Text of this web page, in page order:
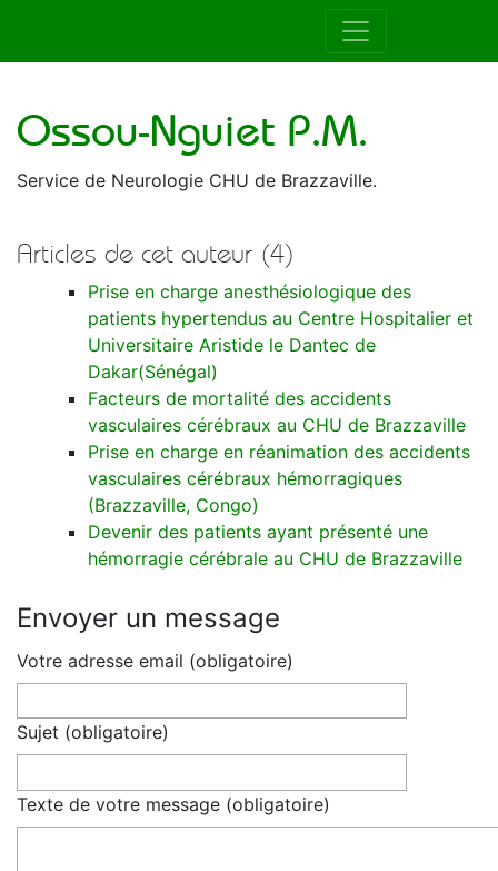
Ossou-Nguiet P.M.
Service de Neurologie CHU de Brazzaville.
Articles de cet auteur (4)
Prise en charge anesthésiologique des
patients hypertendus au Centre Hospitalier et
Universitaire Aristide le Dantec de
Dakar(Sénégal)
Facteurs de mortalité des accidents
vasculaires cérébraux au CHU de Brazzaville
Prise en charge en réanimation des accidents
vasculaires cérébraux hémorragiques
(Brazzaville, Congo)
Devenir des patients ayant présenté une
hémorragie cérébrale au CHU de Brazzaville
Envoyer un message
Votre adresse email (obligatoire)
Sujet (obligatoire)
Texte de votre message (obligatoire)